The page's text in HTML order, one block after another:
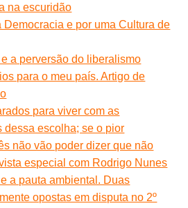
na escuridão
Democracia e por uma Cultura de
a perversão do liberalismo
para o meu país. Artigo de
para viver com as
dessa escolha; se o pior
não vão poder dizer que não
especial com Rodrigo Nunes
a pauta ambiental. Duas
opostas em disputa no 2º